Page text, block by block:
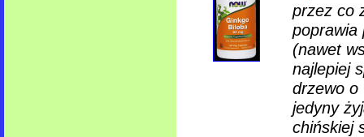
przez co
poprawia
(nawet
najlepiej
drzewo o
jedyny
chińskiej